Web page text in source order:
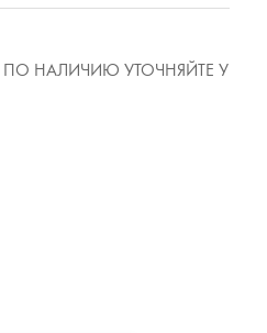
НАЛИЧИЮ УТОЧНЯЙТЕ У